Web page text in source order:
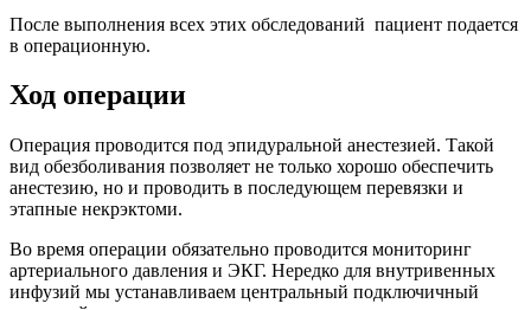
После выполнения всех этих обследований пациент подается
в операционную.
Ход операции
Операция проводится под эпидуральной анестезией. Такой
вид обезболивания позволяет не только хорошо обеспечить
анестезию, но и проводить в последующем перевязки и
этапные некрэктоми.
Во время операции обязательно проводится мониторинг
артериального давления и ЭКГ. Нередко для внутривенных
инфузий мы устанавливаем центральный подключичный